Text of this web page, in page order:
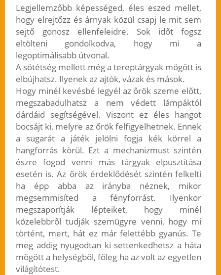
Legjellemzőbb képességed, éles eszed mellet,
hogy elrejtőzz és árnyak közül csapj le mit sem
sejtő gonosz ellenfeleidre. Sok időt fogsz
eltölteni gondolkodva, hogy mi a
legoptimálisabb útvonal.
A sötétség mellett még a tereptárgyak mögött is
elbújhatsz. Ilyenek az ajtók, vázak és mások.
Hogy minél kevésbé legyél az őrök szeme előtt,
megszabadulhatsz a nem védett lámpáktól
dárdáid segítségével. Viszont ez éles hangot
bocsájt ki, melyre az őrök felfigyelhetnek. Ennek
a sugarát a játék jelölni fogja kék körrel a
hangforrás körül. Ezt a mechanizmust szintén
észre fogod venni más tárgyak elpusztítása
esetén is. Az őrök érdeklődését szintén felkelti
ha épp abba az irányba néznek, mikor
megsemmisíted a fényforrást. Ilyenkor
megszaporítják lépteiket, hogy minél
közelebbről tudják szemügyre venni, hogy mi
történt, mert, hát ez már felettébb gyanús. Te
meg addig nyugodtan ki settenkedhetsz a háta
mögött a helységből, főleg ha az volt az egyetlen
világítótest.